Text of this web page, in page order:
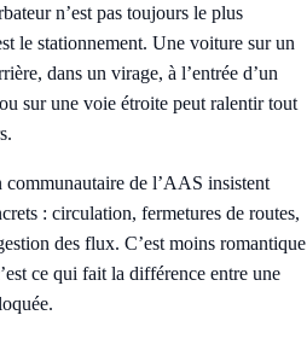
n’est pas toujours le plus
le stationnement. Une voiture sur un
dans un virage, à l’entrée d’un
sur une voie étroite peut ralentir tout
de l’AAS insistent
: circulation, fermetures de routes,
des flux. C’est moins romantique
ce qui fait la différence entre une